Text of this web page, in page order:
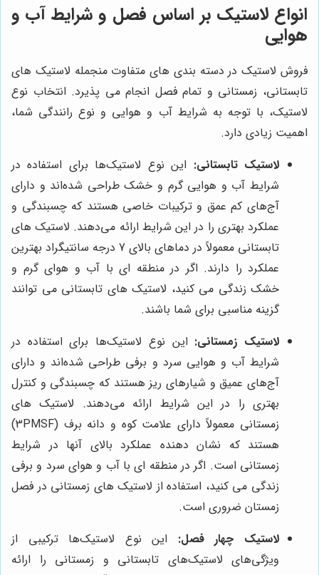
انواع لاستیک بر اساس فصل و شرایط آب و
هوایی
فروش لاستیک در دسته بندی های متفاوت منجمله لاستیک های
تابستانی، زمستانی و تمام فصل انجام می پذیرد. انتخاب نوع
لاستیک، با توجه به شرایط آب و هوایی و نوع رانندگی شما،
اهمیت زیادی دارد.
لاستیک تابستانی: این نوع لاستیک‌ها برای استفاده در
شرایط آب و هوایی گرم و خشک طراحی شده‌اند و دارای
آج‌های کم عمق و ترکیبات خاصی هستند که چسبندگی و
عملکرد بهتری را در این شرایط ارائه می‌دهند. لاستیک های
تابستانی معمولاً در دماهای بالای 7 درجه سانتیگراد بهترین
عملکرد را دارند. اگر در منطقه ای با آب و هوای گرم و
خشک زندگی می کنید، لاستیک های تابستانی می توانند
گزینه مناسبی برای شما باشند.
لاستیک زمستانی: این نوع لاستیک‌ها برای استفاده در
شرایط آب و هوایی سرد و برفی طراحی شده‌اند و دارای
آج‌های عمیق و شیارهای ریز هستند که چسبندگی و کنترل
بهتری را در این شرایط ارائه می‌دهند. لاستیک های
زمستانی معمولاً دارای علامت کوه و دانه برف (3PMSF)
هستند که نشان دهنده عملکرد بالای آنها در شرایط
زمستانی است. اگر در منطقه ای با آب و هوای سرد و برفی
زندگی می کنید، استفاده از لاستیک های زمستانی در فصل
زمستان ضروری است.
لاستیک چهار فصل: این نوع لاستیک‌ها ترکیبی از
ویژگی‌های لاستیک‌های تابستانی و زمستانی را ارائه